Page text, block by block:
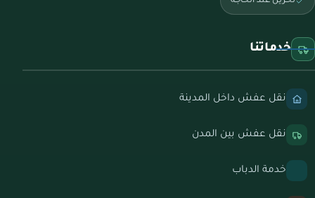
خدماتنا
نقل عفش داخل المدينة
نقل عفش بين المدن
خدمة الدباب